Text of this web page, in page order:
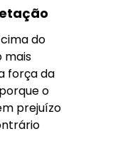
do
mais
força da
o
prejuízo